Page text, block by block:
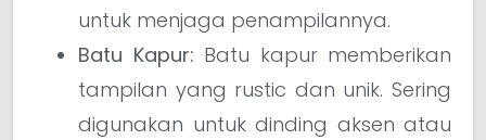
untuk menjaga penampilannya.
Batu Kapur: Batu kapur memberikan
tampilan yang rustic dan unik. Sering
digunakan untuk dinding aksen atau